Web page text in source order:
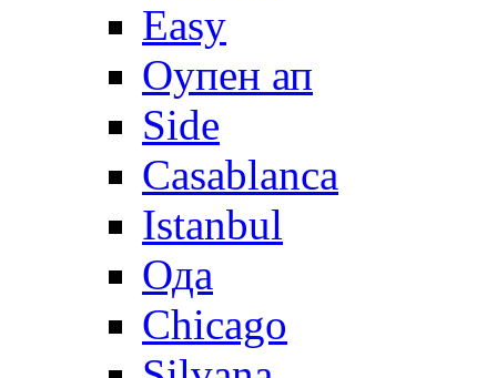
Easy
Оупен ап
Side
Casablanca
Istanbul
Ода
Chicago